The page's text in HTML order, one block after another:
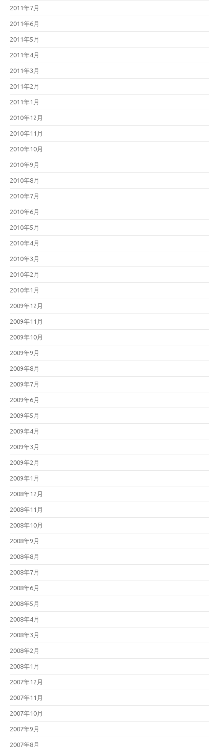
2011年7月
2011年6月
2011年5月
2011年4月
2011年3月
2011年2月
2011年1月
2010年12月
2010年11月
2010年10月
2010年9月
2010年8月
2010年7月
2010年6月
2010年5月
2010年4月
2010年3月
2010年2月
2010年1月
2009年12月
2009年11月
2009年10月
2009年9月
2009年8月
2009年7月
2009年6月
2009年5月
2009年4月
2009年3月
2009年2月
2009年1月
2008年12月
2008年11月
2008年10月
2008年9月
2008年8月
2008年7月
2008年6月
2008年5月
2008年4月
2008年3月
2008年2月
2008年1月
2007年12月
2007年11月
2007年10月
2007年9月
2007年8月